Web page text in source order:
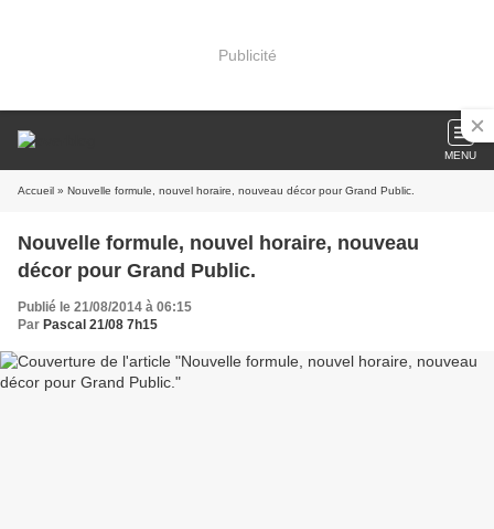
Publicité
MENU
Accueil » Nouvelle formule, nouvel horaire, nouveau décor pour Grand Public.
Nouvelle formule, nouvel horaire, nouveau
décor pour Grand Public.
Publié le 21/08/2014 à 06:15
Par Pascal 21/08 7h15